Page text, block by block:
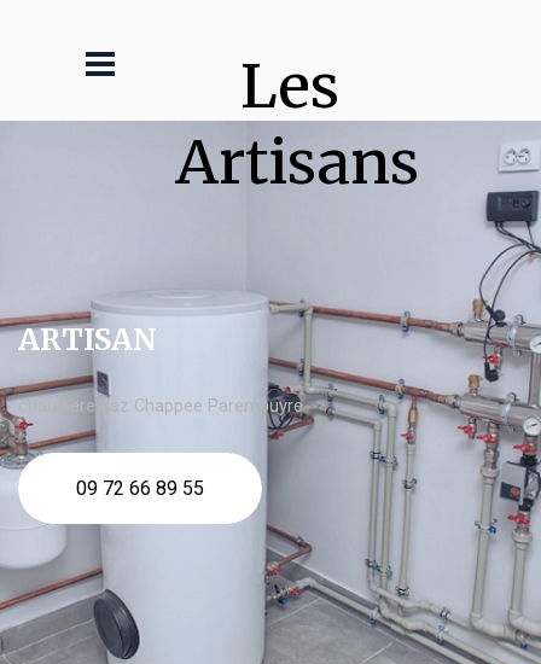
Les
Artisans
ARTISAN
chaudière gaz Chappee Parempuyre
09 72 66 89 55